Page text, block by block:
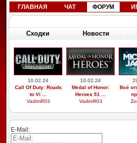
ГЛАВНАЯ ЧАТ ФОРУМ
Сходки Новости
10.02.24
Call Of Duty: Roads
to Vi ...
VadimR03
10.02.24
Medal of Honor:
Heroes 51 ...
VadimR03
Всё
E-Mail: